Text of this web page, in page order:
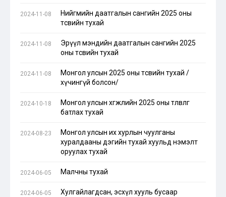
2024-11-08
Нийгмийн даатгалын сангийн 2025 оны
төсвийн тухай
2024-11-08
Эрүүл мэндийн даатгалын сангийн 2025
оны төсвийн тухай
2024-11-08
Монгол улсын 2025 оны төсвийн тухай /
хүчингүй болсон/
2024-10-18
Монгол улсын хөгжлийн 2025 оны төлөвлөгөө
батлах тухай
2024-08-23
Монгол улсын их хурлын чуулганы
хуралдааны дэгийн тухай хуульд нэмэлт
оруулах тухай
2024-06-05 Малчны тухай
2024-06-05
Хулгайлагдсан, эсхүл хууль бусаар